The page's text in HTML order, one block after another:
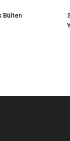
Bülten